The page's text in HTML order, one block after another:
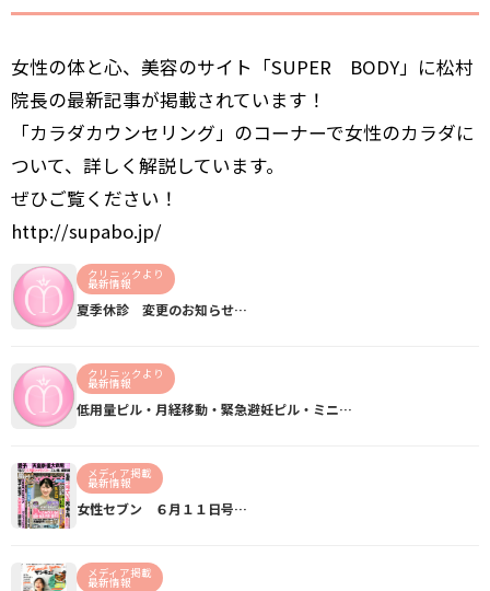
女性の体と心、美容のサイト「SUPER BODY」に松村
院長の最新記事が掲載されています！
「カラダカウンセリング」のコーナーで女性のカラダに
ついて、詳しく解説しています。
ぜひご覧ください！
http://supabo.jp/
クリニックより
最新情報
夏季休診 変更のお知らせ…
クリニックより
最新情報
低用量ピル・月経移動・緊急避妊ピル・ミニ…
メディア掲載
最新情報
女性セブン ６月１１日号…
メディア掲載
最新情報